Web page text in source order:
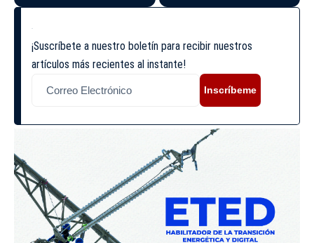
¡Suscríbete a nuestro boletín para recibir nuestros
artículos más recientes al instante!
Inscríbeme